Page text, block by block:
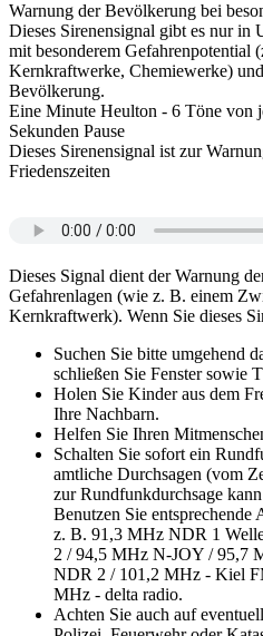
Warnung der Bevölkerung bei
Dieses Sirenensignal gibt es nur in
mit besonderem Gefahrenpotential
Kernkraftwerke, Chemiewerke)
Bevölkerung.
Eine Minute Heulton - 6 Töne von
Sekunden Pause
Dieses Sirenensignal ist zur
Friedenszeiten
Dieses Signal dient der Warnung
Gefahrenlagen (wie z. B. einem
Kernkraftwerk). Wenn Sie dieses
Suchen Sie bitte umgehend
schließen Sie Fenster sowie
Holen Sie Kinder aus dem
Ihre Nachbarn.
Helfen Sie Ihren
Schalten Sie sofort ein
amtliche Durchsagen (vom
zur Rundfunkdurchsage
Benutzen Sie entsprechende
z. B. 91,3 MHz NDR 1
2 / 94,5 MHz N-JOY / 95,7
NDR 2 / 101,2 MHz - Kiel
MHz - delta radio.
Achten Sie auch auf